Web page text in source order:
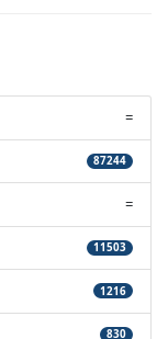
=
87244
=
11503
1216
830